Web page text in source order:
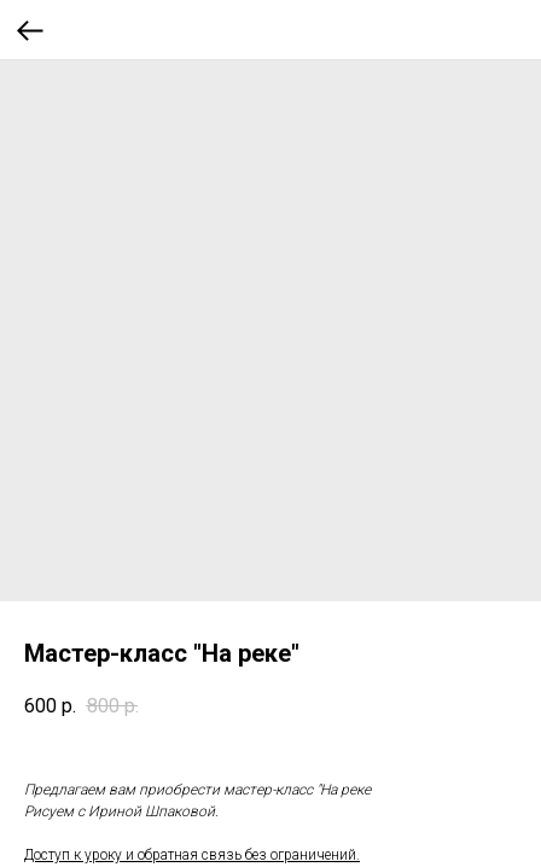
Мастер-класс "На реке"
600 р. 800 р.
Предлагаем вам приобрести мастер-класс "На реке
Рисуем с Ириной Шпаковой.
Доступ к уроку и обратная связь без ограничений.